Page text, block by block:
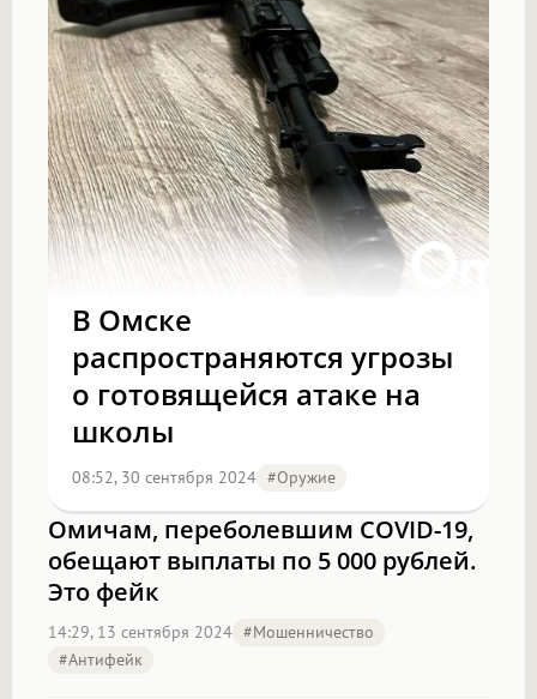
В Омске
распространяются угрозы
о готовящейся атаке на
школы
08:52, 30 сентября 2024 #оружие
Омичам, переболевшим COVID-19,
обещают выплаты по 5 000 рублей.
Это фейк
14:29, 13 сентября 2024 #мошенничество
#антифейк